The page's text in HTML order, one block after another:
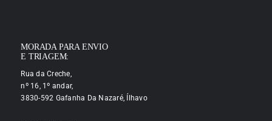
MORADA PARA ENVIO
E TRIAGEM:
Rua da Creche,
nº 16, 1º andar,
3830-592 Gafanha Da Nazaré, Ílhavo